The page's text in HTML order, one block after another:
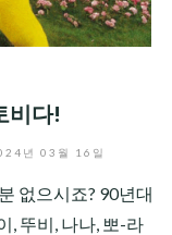
비다!
년 03월 16일
없으시죠? 90년대
, 뚜비, 나나, 뽀-라